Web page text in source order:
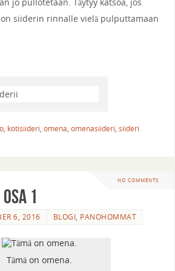
jo pullotetaan. Täytyy katsoa, jos
siiderin rinnalle vielä pulputtamaan
, kotisiideri, omena, omenasiideri, siideri
NO COMMENTS
1
6, 2016 BLOGI, PANOHOMMAT
Tämä on omena.